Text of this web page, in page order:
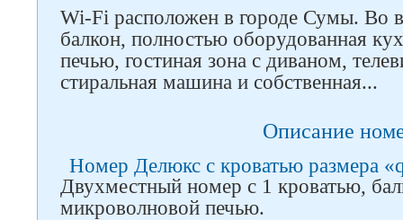
Wi-Fi расположен в городе Сумы. Во
балкон, полностью оборудованная
печью, гостиная зона с диваном,
стиральная машина и собственная...
Описание
Номер Делюкс с кроватью размера
Двухместный номер с 1 кроватью,
микроволновой печью.
Следите за нами в соцсетях